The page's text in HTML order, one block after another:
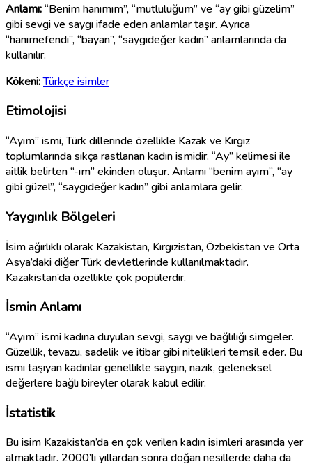
Anlamı:“Benim hanımım”, “mutluluğum” ve “ay gibi güzelim”
gibi sevgi ve saygı ifade eden anlamlar taşır. Ayrıca
“hanımefendi”, “bayan”, “saygıdeğer kadın” anlamlarında da
kullanılır.
Kökeni:Türkçe isimler
Etimolojisi
“Ayım” ismi, Türk dillerinde özellikle Kazak ve Kırgız
toplumlarında sıkça rastlanan kadın ismidir. “Ay” kelimesi ile
aitlik belirten “-ım” ekinden oluşur. Anlamı “benim ayım”, “ay
gibi güzel”, “saygıdeğer kadın” gibi anlamlara gelir.
Yaygınlık Bölgeleri
İsim ağırlıklı olarak Kazakistan, Kırgızistan, Özbekistan ve Orta
Asya’daki diğer Türk devletlerinde kullanılmaktadır.
Kazakistan’da özellikle çok popülerdir.
İsmin Anlamı
“Ayım” ismi kadına duyulan sevgi, saygı ve bağlılığı simgeler.
Güzellik, tevazu, sadelik ve itibar gibi nitelikleri temsil eder. Bu
ismi taşıyan kadınlar genellikle saygın, nazik, geleneksel
değerlere bağlı bireyler olarak kabul edilir.
İstatistik
Bu isim Kazakistan’da en çok verilen kadın isimleri arasında yer
almaktadır. 2000’li yıllardan sonra doğan nesillerde daha da